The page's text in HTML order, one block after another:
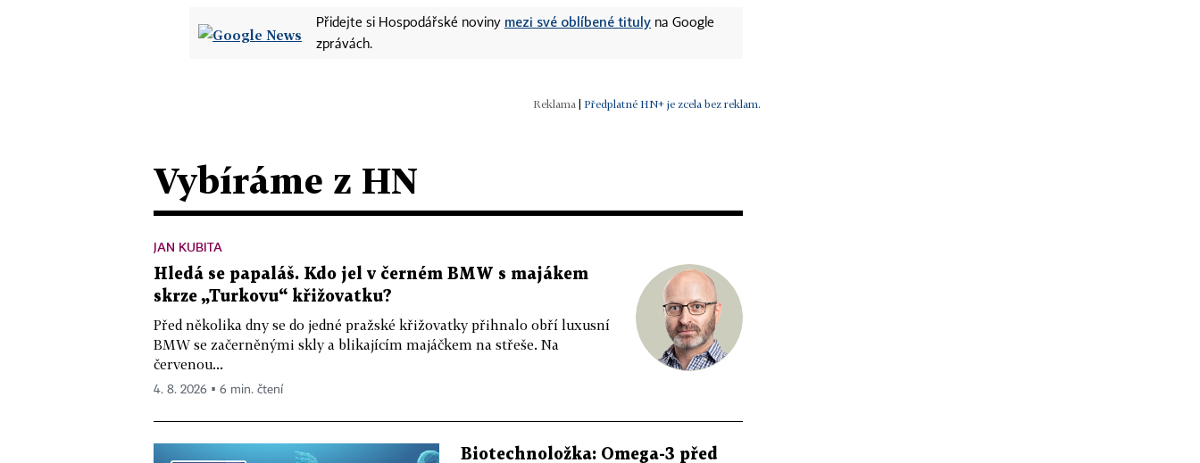
Přidejte si Hospodářské noviny mezi své oblíbené tituly na Google
zprávách.
Předplatné HN+ je zcela bez reklam.
Vybíráme z HN
JAN KUBITA
Hledá se papaláš. Kdo jel v černém BMW s majákem
skrze „Turkovu“ křižovatku?
Před několika dny se do jedné pražské křižovatky přihnalo obří luxusní
BMW se začerněnými skly a blikajícím majáčkem na střeše. Na
červenou...
4. 8. 2026 ▪ 6 min. čtení
Biotechnoložka: Omega-3 před